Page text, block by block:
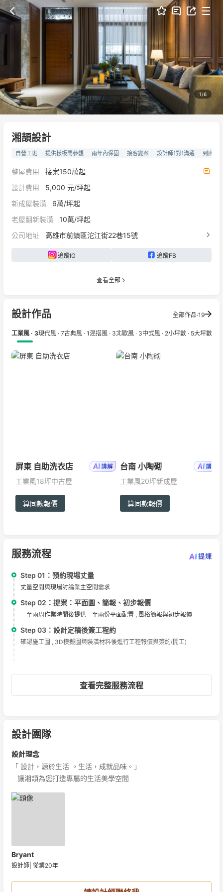
1/6
湘頡設計
自營工班 提供樣板間參觀 兩年內保固 接客變案 設計師1對1溝通 到府丈
整屋費用
接案150萬起
設計費用
5,000 元/坪起
新成屋裝潢
6萬/坪起
老屋翻新裝潢
10萬/坪起
公司地址
高雄市前鎮區沱江街22巷15號
追蹤IG 追蹤FB
查看全部
設計作品 全部作品·19
工業風 · 3現代風 · 7古典風 · 1混搭風 · 3北歐風 · 3中式風 · 2小坪數 · 5大坪數 · 14
屏東 自助洗衣店
工業風18坪中古屋
算同款報價
台南 小陶砌
工業風20坪新成屋
算同款報價
服務流程
Step 01： 預約現場丈量
丈量空間與現場討論業主空間需求
Step 02： 提案：平面圖、簡報、初步報價
一至兩周作業時間後提供一至兩份平面配置 , 風格簡報與初步報價
Step 03： 設計定稿後簽工程約
確認施工圖 , 3D模擬圖與裝潢材料後進行工程報價與簽約(開工)
查看完整服務流程
設計團隊
設計理念
「 設計，源於生活 。生活，成就品味。」
   讓湘頡為您打造專屬的生活美學空間
Bryant
設計師 從業20年